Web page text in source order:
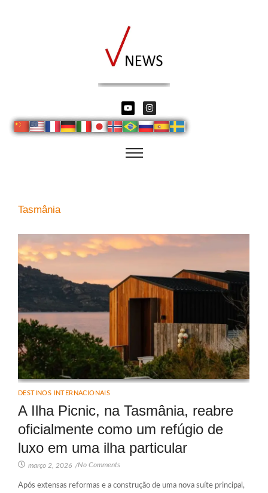
Tasmânia
DESTINOS INTERNACIONAIS
A Ilha Picnic, na Tasmânia, reabre
oficialmente como um refúgio de
luxo em uma ilha particular
março 2, 2026 /No Comments
Após extensas reformas e a construção de uma nova suíte principal,